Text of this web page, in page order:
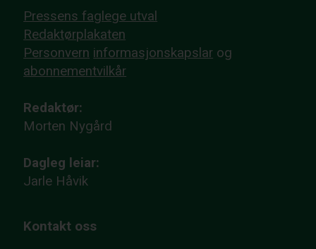
Pressens faglege utval
Redaktørplakaten
Personvern informasjonskapslar og
abonnementvilkår
Redaktør:
Morten Nygård
Dagleg leiar:
Jarle Håvik
Kontakt oss